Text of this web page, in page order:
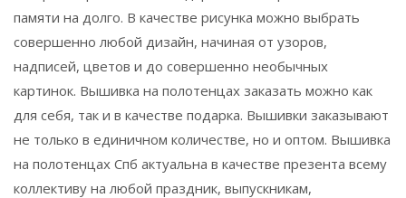
памяти на долго. В качестве рисунка можно выбрать
совершенно любой дизайн, начиная от узоров,
надписей, цветов и до совершенно необычных
картинок. Вышивка на полотенцах заказать можно как
для себя, так и в качестве подарка. Вышивки заказывают
не только в единичном количестве, но и оптом. Вышивка
на полотенцах Спб актуальна в качестве презента всему
коллективу на любой праздник, выпускникам,